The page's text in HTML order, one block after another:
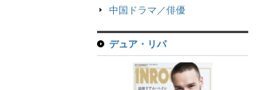
中国ドラマ／俳優
デュア・リパ